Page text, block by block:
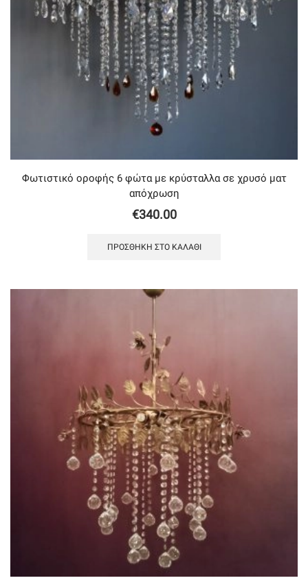
Φωτιστικό οροφής 6 φώτα με κρύσταλλα σε χρυσό ματ
απόχρωση
€340.00
ΠΡΟΣΘΉΚΗ ΣΤΟ ΚΑΛΆΘΙ